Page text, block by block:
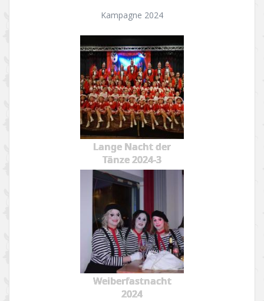
Kampagne 2024
Lange Nacht der
Tänze 2024-3
Weiberfastnacht
2024